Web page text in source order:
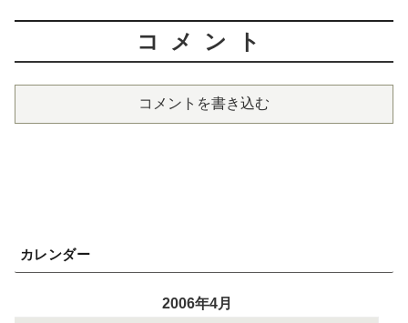
コメント
コメントを書き込む
カレンダー
2006年4月